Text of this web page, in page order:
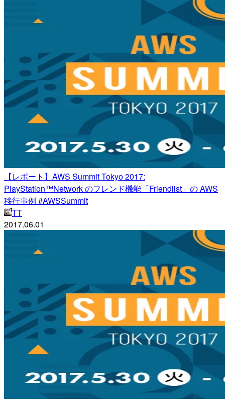
【レポート】AWS Summit Tokyo 2017:
PlayStation™Network のフレンド機能「Friendlist」の AWS
移行事例 #AWSSummit
TT
2017.06.01